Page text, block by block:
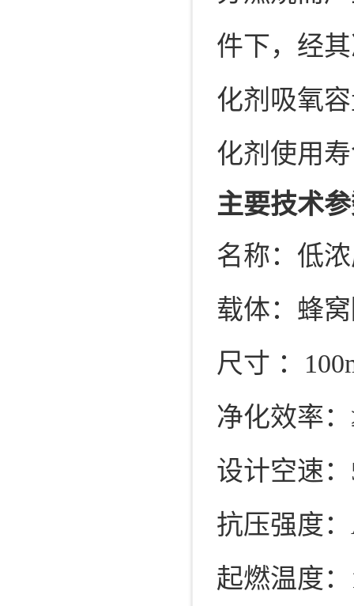
件下，经
化剂吸氧
化剂使用
主要技术
名称：低
载体：蜂
尺寸 ：
净化效率
设计空速：
抗压强度
起燃温度